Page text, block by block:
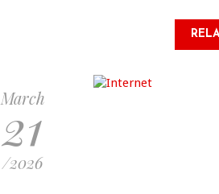
March
21
/2026